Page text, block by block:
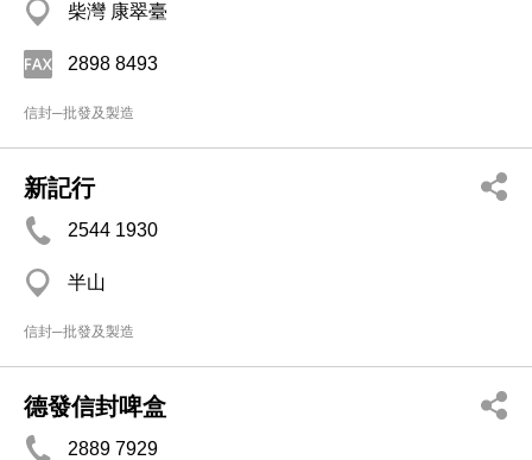
柴灣 康翠臺
2898 8493
信封─批發及製造
新記行
2544 1930
半山
信封─批發及製造
德發信封啤盒
2889 7929